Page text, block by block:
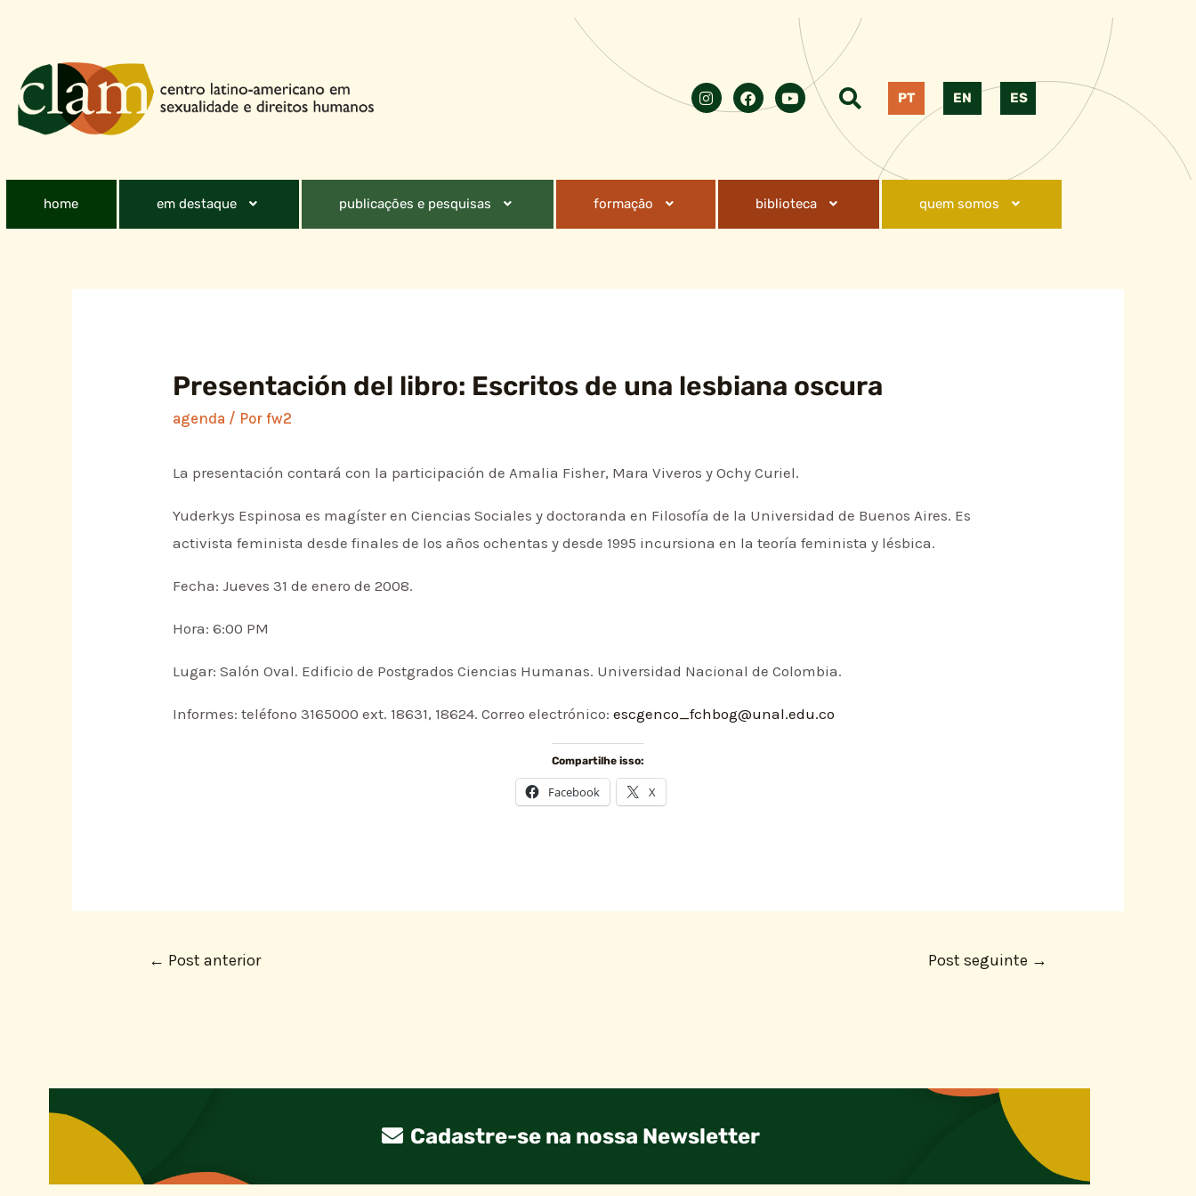
PT EN ES
home em destaque publicações e pesquisas formação biblioteca quem somos
Presentación del libro: Escritos de una lesbiana oscura
agenda / Porfw2
La presentación contará con la participación de Amalia Fisher, Mara Viveros y Ochy Curiel.
Yuderkys Espinosa es magíster en Ciencias Sociales y doctoranda en Filosofía de la Universidad de Buenos Aires. Es
activista feminista desde finales de los años ochentas y desde 1995 incursiona en la teoría feminista y lésbica.
Fecha: Jueves 31 de enero de 2008.
Hora: 6:00 PM
Lugar: Salón Oval. Edificio de Postgrados Ciencias Humanas. Universidad Nacional de Colombia.
Informes: teléfono 3165000 ext. 18631, 18624. Correo electrónico:escgenco_fchbog@unal.edu.co
Compartilhe isso:
Facebook X
← Post anterior Post seguinte →
Cadastre-se na nossa Newsletter